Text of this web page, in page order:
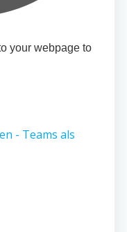
your webpage to
- Teams als